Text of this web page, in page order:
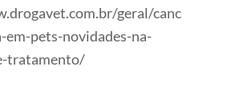
geral/canc
em-pets-novidades-na-
tratamento/